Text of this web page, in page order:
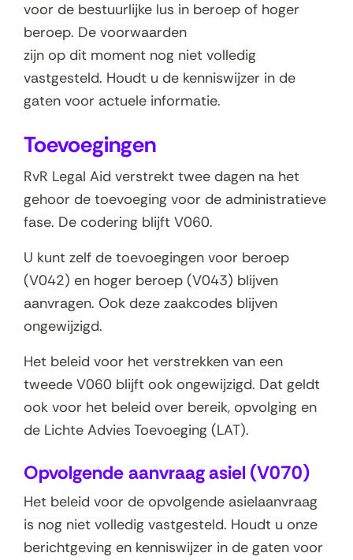
voor de bestuurlijke lus in beroep of hoger
beroep. De voorwaarden
zijn op dit moment nog niet volledig
vastgesteld. Houdt u de kenniswijzer in de
gaten voor actuele informatie.
Toevoegingen
RvR Legal Aid verstrekt twee dagen na het
gehoor de toevoeging voor de administratieve
fase. De codering blijft V060.
U kunt zelf de toevoegingen voor beroep
(V042) en hoger beroep (V043) blijven
aanvragen. Ook deze zaakcodes blijven
ongewijzigd.
Het beleid voor het verstrekken van een
tweede V060 blijft ook ongewijzigd. Dat geldt
ook voor het beleid over bereik, opvolging en
de Lichte Advies Toevoeging (LAT).
Opvolgende aanvraag asiel (V070)
Het beleid voor de opvolgende asielaanvraag
is nog niet volledig vastgesteld. Houdt u onze
berichtgeving en kenniswijzer in de gaten voor